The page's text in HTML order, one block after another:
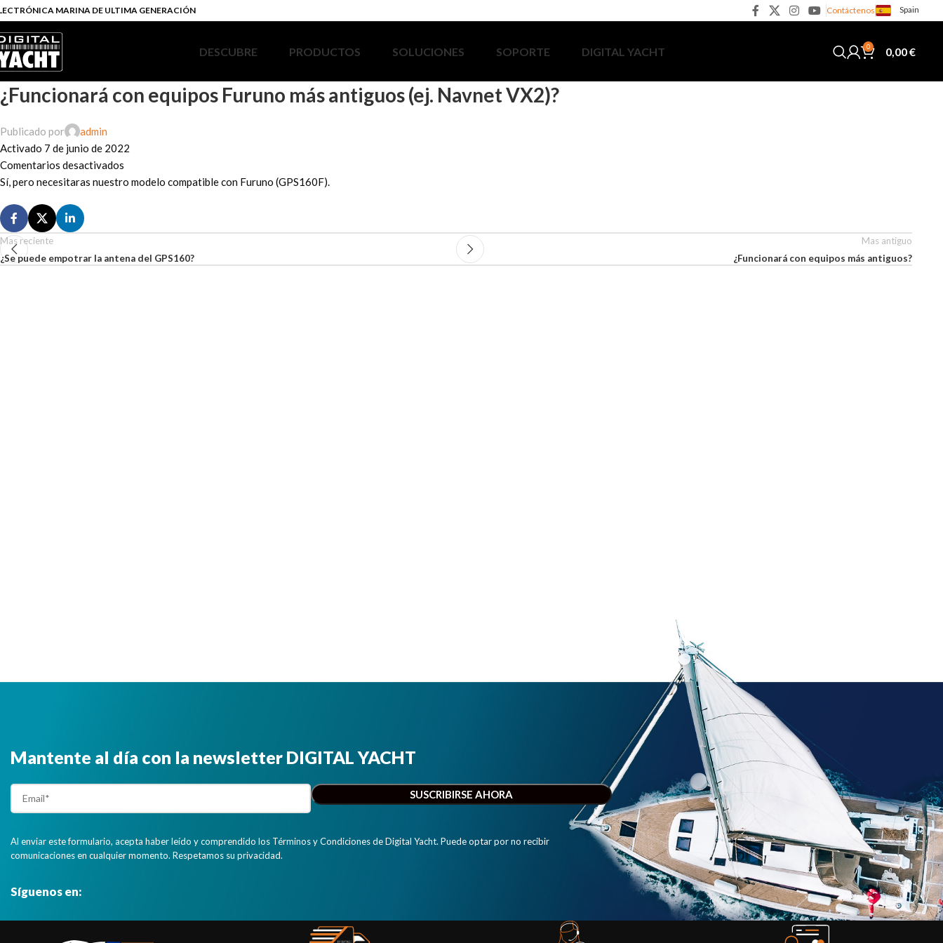
MARINA DE ULTIMA GENERACIÓN Contáctenos Spain
DESCUBRE PRODUCTOS SOLUCIONES SOPORTE DIGITAL YACHT 0 0,00€
¿Funcionará con equipos Furuno más antiguos (ej. Navnet VX2)?
Publicado por
admin
Activado 7 de junio de 2022
Comentarios desactivados
Sí, pero necesitaras nuestro modelo compatible con Furuno (GPS160F).
Mas reciente
¿Se puede empotrar la antena del GPS160?
Mas antiguo
¿Funcionará con equipos más antiguos?
Mantente al día con la newsletter DIGITAL YACHT
Al enviar este formulario, acepta haber leído y comprendido los Términos y Condiciones de Digital Yacht. Puede optar por no recibir
comunicaciones en cualquier momento. Respetamos su privacidad.
Síguenos en: